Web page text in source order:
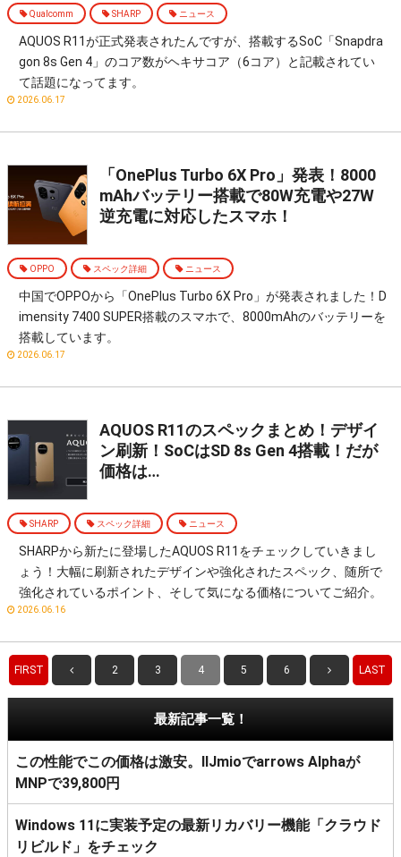
Qualcomm SHARP ニュース
AQUOS R11が正式発表されたんですが、搭載するSoC「Snapdra
gon 8s Gen 4」のコア数がヘキサコア（6コア）と記載されてい
て話題になってます。
2026.06.17
「OnePlus Turbo 6X Pro」発表！8000
mAhバッテリー搭載で80W充電や27W
逆充電に対応したスマホ！
OPPO スペック詳細 ニュース
中国でOPPOから「OnePlus Turbo 6X Pro」が発表されました！D
imensity 7400 SUPER搭載のスマホで、8000mAhのバッテリーを
搭載しています。
2026.06.17
AQUOS R11のスペックまとめ！デザイ
ン刷新！SoCはSD 8s Gen 4搭載！だが
価格は…
SHARP スペック詳細 ニュース
SHARPから新たに登場したAQUOS R11をチェックしていきまし
ょう！大幅に刷新されたデザインや強化されたスペック、随所で
強化されているポイント、そして気になる価格についてご紹介。
2026.06.16
FIRST 2 3 4 5 6 LAST
最新記事一覧！
この性能でこの価格は激安。IIJmioでarrows Alphaが
MNPで39,800円
Windows 11に実装予定の最新リカバリー機能「クラウド
リビルド」をチェック